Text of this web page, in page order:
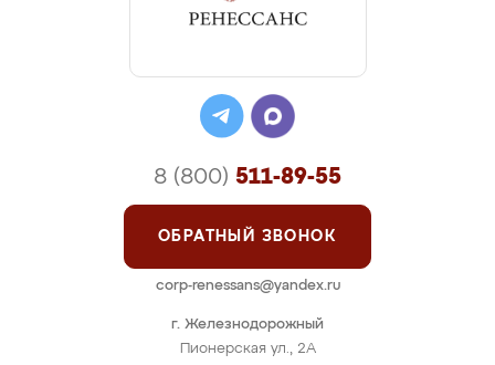
г. Железнодорожный
Пионерская ул., 2А
8 (800) 511-89-55
ОБРАТНЫЙ ЗВОНОК
corp-renessans@yandex.ru